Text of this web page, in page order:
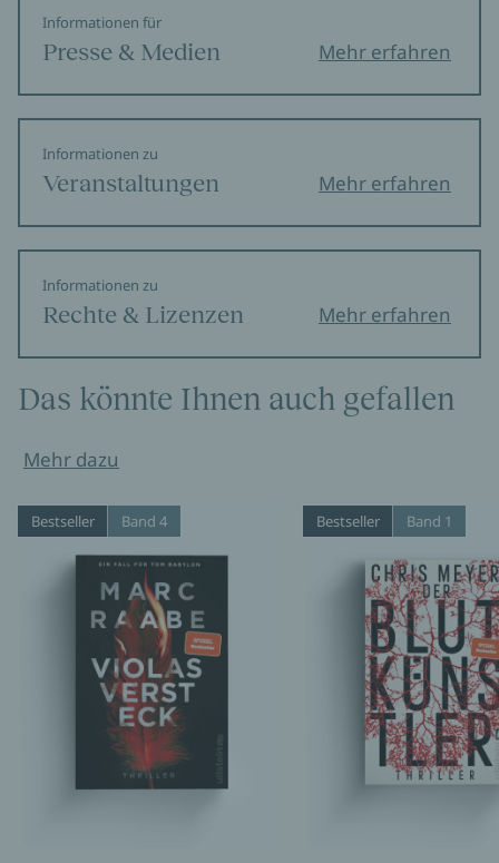
Informationen für
Presse & Medien Mehr erfahren
Informationen zu
Veranstaltungen Mehr erfahren
Informationen zu
Rechte & Lizenzen Mehr erfahren
Das könnte Ihnen auch gefallen
Mehr dazu
Bestseller Band 4 Bestseller Band 1